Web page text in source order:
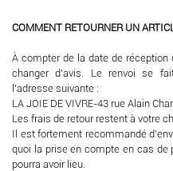
COMMENT RETOURNER UN
À compter de la date de réception
changer d'avis. Le renvoi se
l’adresse suivante :
LA JOIE DE VIVRE-43 rue Alain
Les frais de retour restent à votre
Il est fortement recommandé
quoi la prise en compte en cas de
pourra avoir lieu.